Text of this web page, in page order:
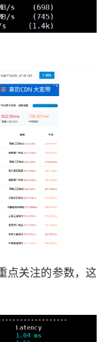
点关注的参数，这